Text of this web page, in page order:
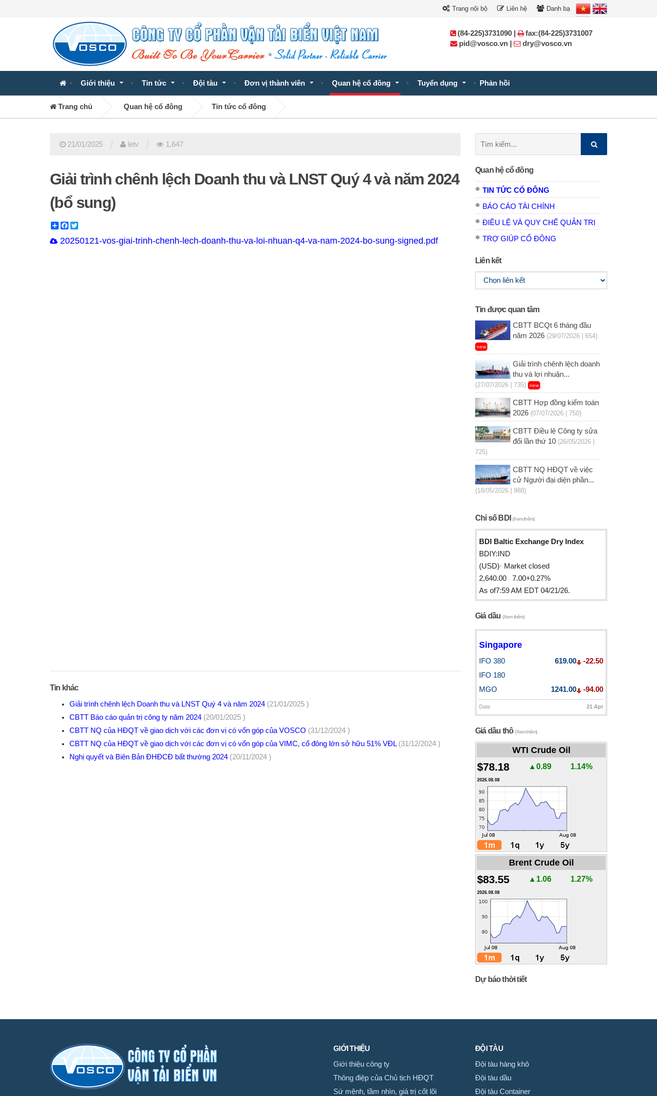
Trang nội bộ Liên hệ Danh bạ
Giới thiệu Tin tức Đội tàu Đơn vị thành viên Quan hệ cổ đông Tuyển dụng Phản hồi
(84-225)3731090 |
fax:(84-225)3731007
pid@vosco.vn |
dry@vosco.vn
Trang chủ Quan hệ cổ đông Tin tức cổ đông
21/01/2025 letv 1,647
Giải trình chênh lệch Doanh thu và LNST Quý 4 và năm 2024
(bổ sung)
ShareFacebook
20250121-vos-giai-trinh-chenh-lech-doanh-thu-va-loi-nhuan-q4-va-nam-2024-bo-sung-signed.pdf
Tin khác
Giải trình chênh lệch Doanh thu và LNST Quý 4 và năm 2024 (21/01/2025 )
CBTT Báo cáo quản trị công ty năm 2024 (20/01/2025 )
CBTT NQ của HĐQT về giao dịch với các đơn vị có vốn góp của VOSCO (31/12/2024 )
CBTT NQ của HĐQT về giao dịch với các đơn vị có vốn góp của VIMC, cổ đông lớn sở hữu 51% VĐL (31/12/2024 )
Nghị quyết và Biên Bản ĐHĐCĐ bất thường 2024 (20/11/2024 )
kiếm:
Quan hệ cổ đông
TIN TỨC CỔ ĐÔNG
BÁO CÁO TÀI CHÍNH
ĐIỀU LỆ VÀ QUY CHẾ QUẢN TRỊ
TRỢ GIÚP CỔ ĐÔNG
Liên kết
Tin được quan tâm
CBTT BCQt 6 tháng đầu
năm 2026 (29/07/2026 | 654)
new
Giải trình chênh lệch doanh
thu và lợi nhuận...
(27/07/2026 | 735) new
CBTT Hợp đồng kiểm toán
2026 (07/07/2026 | 750)
CBTT Điều lệ Công ty sửa
đổi lần thứ 10 (26/05/2026 |
725)
CBTT NQ HĐQT về việc
cử Người đại diện phần...
(18/05/2026 | 988)
Chỉ số BDI(Xem thêm)
BDI Baltic Exchange Dry Index
BDIY:IND
(USD)· Market closed
2,640.00 7.00+0.27%
As of7:59 AM EDT 04/21/26.
Giá dầu (Xem thêm)
Singapore
IFO 380 619.00
-22.50
IFO 180
MGO
1241.00 -94.00
Date 21 Apr
Giá dầu thô(Xem thêm)
WTI Crude Oil
$78.18 ▲0.89 1.14%
2026.08.08
Brent Crude Oil
$83.55 ▲1.06 1.27%
2026.08.08
Dự báo thời tiết
GIỚI THIỆU
Giới thiệu công ty
Thông điệp của Chủ tịch HĐQT
Sứ mệnh, tầm nhìn, giá trị cốt lõi
ĐỘI TÀU
Đội tàu hàng khô
Đội tàu dầu
Đội tàu Container